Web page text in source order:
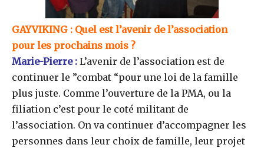
GAYVIKING : Quel est l’avenir de l’association
pour les prochains mois ?
Marie-Pierre : L’avenir de l’association est de
continuer le ”combat “pour une loi de la famille
plus juste. Comme l’ouverture de la PMA, ou la
filiation c’est pour le coté militant de
l’association. On va continuer d’accompagner les
personnes dans leur choix de famille, leur projet